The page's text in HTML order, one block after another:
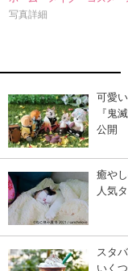
写真詳細
可愛
『鬼
公開
癒や
人気
スタ
いく